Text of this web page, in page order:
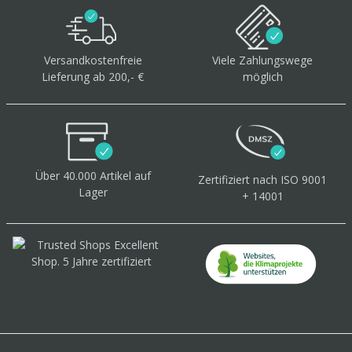
Versandkostenfreie
Lieferung ab 200,- €
Viele Zahlungswege
möglich
Über 40.000 Artikel auf
Lager
Zertifiziert nach ISO 9001
+ 14001